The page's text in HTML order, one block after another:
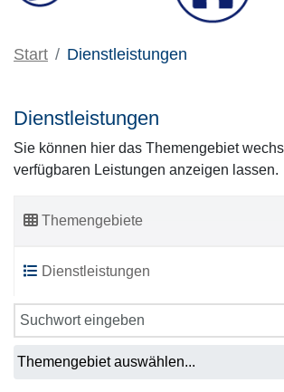
Start Dienstleistungen
Dienstleistungen
Sie können hier das Themengebiet
verfügbaren Leistungen anzeigen lassen.
Themengebiete
Dienstleistungen